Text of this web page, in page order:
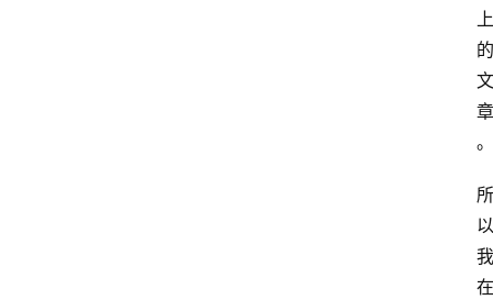
上
的
文
章
。
所
以
我
在